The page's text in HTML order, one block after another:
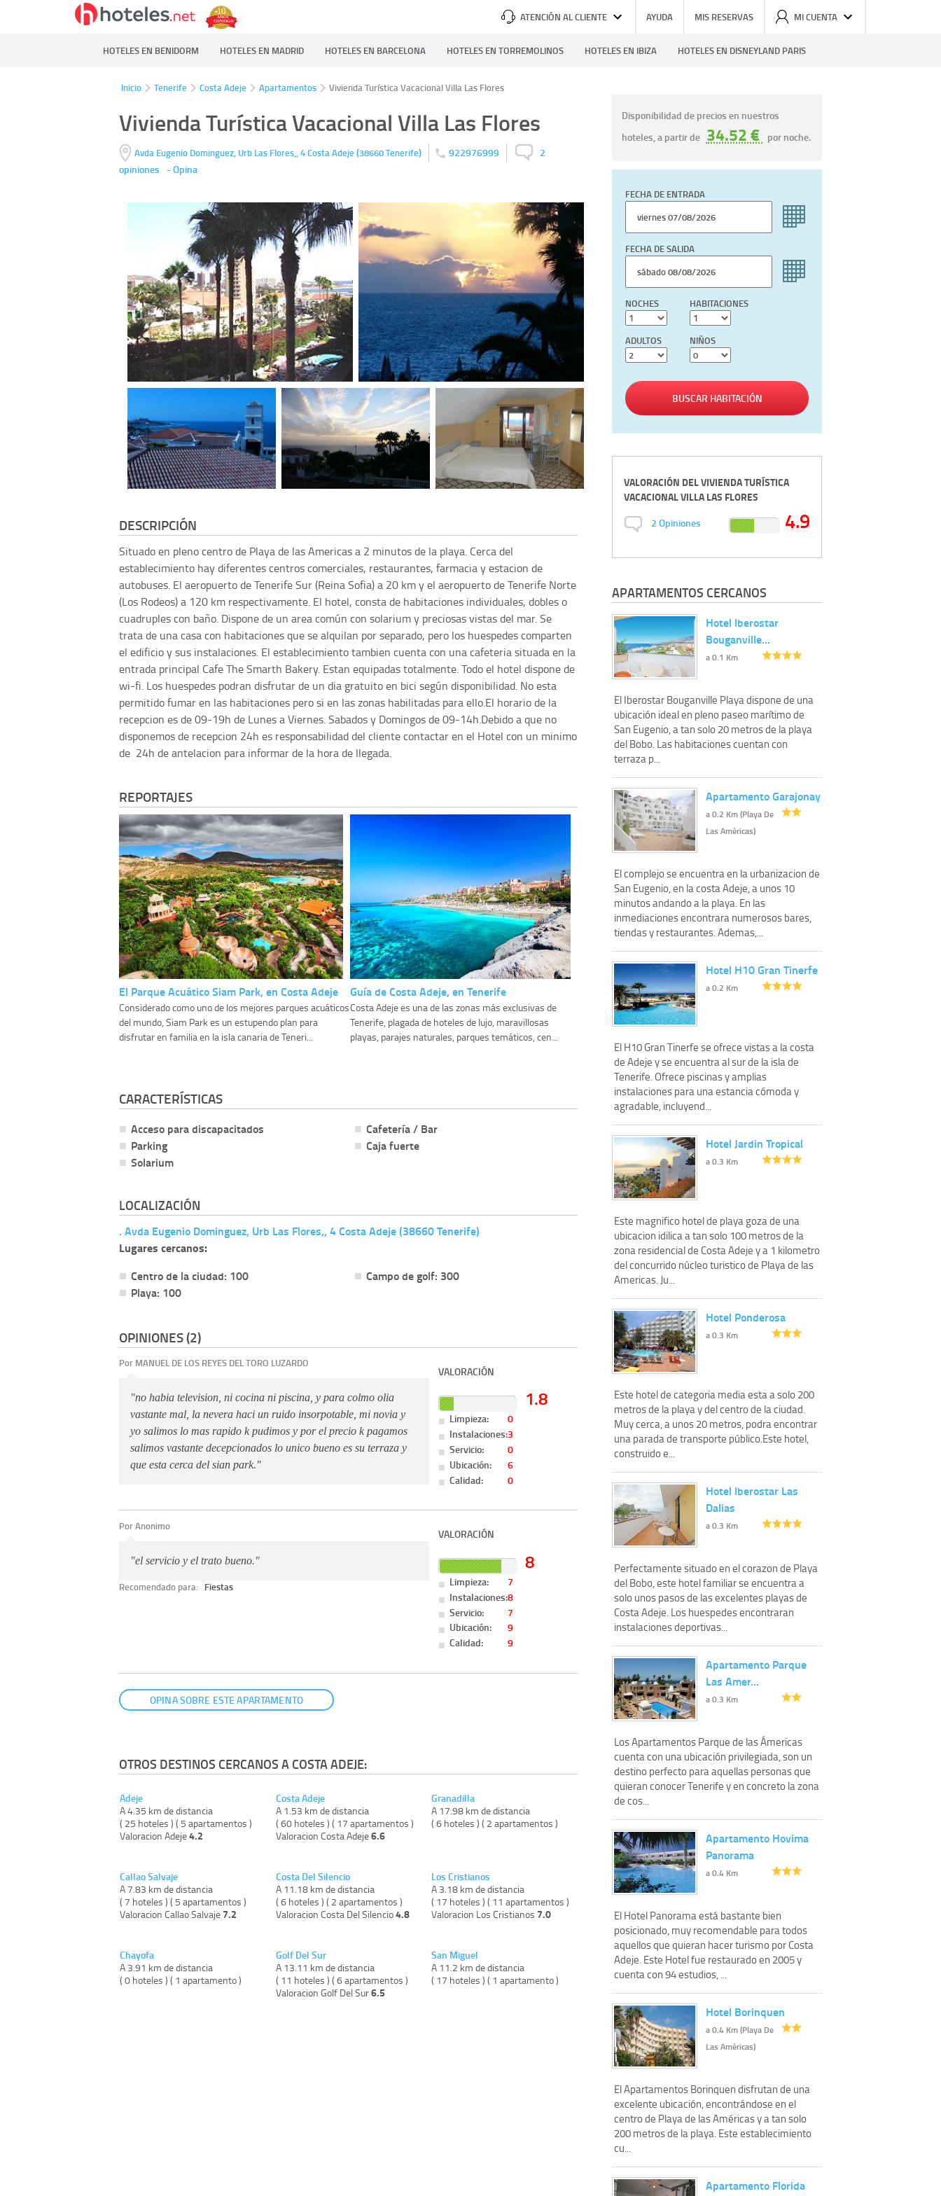
ATENCIÓN AL CLIENTE AYUDA MIS RESERVAS MI CUENTA
HOTELES EN BENIDORM HOTELES EN MADRID HOTELES EN BARCELONA HOTELES EN TORREMOLINOS HOTELES EN IBIZA HOTELES EN DISNEYLAND PARIS
Inicio Tenerife Costa Adeje Apartamentos Vivienda Turística Vacacional Villa Las Flores
Vivienda Turística Vacacional Villa Las Flores
Avda Eugenio Dominguez, Urb Las Flores,, 4Costa Adeje (38660Tenerife) 922976999
2
opiniones -Opina
DESCRIPCIÓN
Situado en pleno centro de Playa de las Americas a 2 minutos de la playa. Cerca del
establecimiento hay diferentes centros comerciales, restaurantes, farmacia y estacion de
autobuses. El aeropuerto de Tenerife Sur (Reina Sofia) a 20 km y el aeropuerto de Tenerife Norte
(Los Rodeos) a 120 km respectivamente. El hotel, consta de habitaciones individuales, dobles o
cuadruples con baño. Dispone de un area común con solarium y preciosas vistas del mar. Se
trata de una casa con habitaciones que se alquilan por separado, pero los huespedes comparten
el edificio y sus instalaciones. El establecimiento tambien cuenta con una cafeteria situada en la
entrada principal Cafe The Smarth Bakery. Estan equipadas totalmente. Todo el hotel dispone de
wi-fi. Los huespedes podran disfrutar de un dia gratuito en bici según disponibilidad. No esta
permitido fumar en las habitaciones pero si en las zonas habilitadas para ello.El horario de la
recepcion es de 09-19h de Lunes a Viernes. Sabados y Domingos de 09-14h.Debido a que no
disponemos de recepcion 24h es responsabilidad del cliente contactar en el Hotel con un minimo
de 24h de antelacion para informar de la hora de llegada.
REPORTAJES
El Parque Acuático Siam Park, en Costa Adeje
Considerado como uno de los mejores parques acuáticos
del mundo, Siam Park es un estupendo plan para
disfrutar en familia en la isla canaria de Teneri...
Guía de Costa Adeje, en Tenerife
Costa Adeje es una de las zonas más exclusivas de
Tenerife, plagada de hoteles de lujo, maravillosas
playas, parajes naturales, parques temáticos, cen...
CARACTERÍSTICAS
Acceso para discapacitados
Parking
Solarium
Cafetería / Bar
Caja fuerte
LOCALIZACIÓN
. Avda Eugenio Dominguez, Urb Las Flores,, 4 Costa Adeje (38660 Tenerife)
Lugares cercanos:
Centro de la ciudad: 100
Playa: 100
Campo de golf: 300
OPINIONES (2)
Por MANUEL DE LOS REYES DEL TORO LUZARDO
"no habia television, ni cocina ni piscina, y para colmo olia
vastante mal, la nevera haci un ruido insorpotable, mi novia y
yo salimos lo mas rapido k pudimos y por el precio k pagamos
salimos vastante decepcionados lo unico bueno es su terraza y
que esta cerca del sian park."
VALORACIÓN
1.8
Limpieza:
0
Instalaciones:3
Servicio:
0
Ubicación:
6
Calidad:
0
Por Anonimo
"el servicio y el trato bueno."
Recomendado para: Fiestas
VALORACIÓN
8
Limpieza:
7
Instalaciones:8
Servicio:
7
Ubicación:
9
Calidad:
9
OPINA SOBRE ESTE APARTAMENTO
OTROS DESTINOS CERCANOS A COSTA ADEJE:
Adeje
A 4.35 km de distancia
( 25 hoteles ) ( 5 apartamentos )
Valoracion Adeje4.2
Callao Salvaje
A 7.83 km de distancia
( 7 hoteles ) ( 5 apartamentos )
Valoracion Callao Salvaje 7.2
Chayofa
A 3.91 km de distancia
( 0 hoteles ) ( 1 apartamento )
Costa Adeje
A 1.53 km de distancia
( 60 hoteles ) ( 17 apartamentos )
Valoracion Costa Adeje6.6
Costa Del Silencio
A 11.18 km de distancia
( 6 hoteles ) ( 2 apartamentos )
Valoracion Costa Del Silencio4.8
Golf Del Sur
A 13.11 km de distancia
( 11 hoteles ) ( 6 apartamentos )
Valoracion Golf Del Sur6.5
Granadilla
A 17.98 km de distancia
( 6 hoteles ) ( 2 apartamentos )
Los Cristianos
A 3.18 km de distancia
( 17 hoteles ) ( 11 apartamentos )
Valoracion Los Cristianos 7.0
San Miguel
A 11.2 km de distancia
( 17 hoteles ) ( 1 apartamento )
Disponibilidad de precios en nuestros
hoteles, a partir de 34.52 € por noche.
FECHA DE ENTRADA
FECHA DE SALIDA
NOCHES HABITACIONES
ADULTOS NIÑOS
BUSCAR HABITACIÓN
VALORACIÓN DELVIVIENDA TURÍSTICA
VACACIONAL VILLA LAS FLORES
2Opiniones 4.9
APARTAMENTOS CERCANOS
Hotel Iberostar
Bouganville…
a 0.1 Km
El Iberostar Bouganville Playa dispone de una
ubicación ideal en pleno paseo marítimo de
San Eugenio, a tan solo 20 metros de la playa
del Bobo. Las habitaciones cuentan con
terraza p...
Apartamento Garajonay
a 0.2 Km (Playa De
Las Américas)
El complejo se encuentra en la urbanizacion de
San Eugenio, en la costa Adeje, a unos 10
minutos andando a la playa. En las
inmediaciones encontrara numerosos bares,
tiendas y restaurantes. Ademas,...
Hotel H10 Gran Tinerfe
a 0.2 Km
El H10 Gran Tinerfe se ofrece vistas a la costa
de Adeje y se encuentra al sur de la isla de
Tenerife. Ofrece piscinas y amplias
instalaciones para una estancia cómoda y
agradable, incluyend...
Hotel Jardin Tropical
a 0.3 Km
Este magnifico hotel de playa goza de una
ubicacion idilica a tan solo 100 metros de la
zona residencial de Costa Adeje y a 1 kilometro
del concurrido núcleo turistico de Playa de las
Americas. Ju...
Hotel Ponderosa
a 0.3 Km
Este hotel de categoria media esta a solo 200
metros de la playa y del centro de la ciudad.
Muy cerca, a unos 20 metros, podra encontrar
una parada de transporte público.Este hotel,
construido e...
Hotel Iberostar Las
Dalias
a 0.3 Km
Perfectamente situado en el corazon de Playa
del Bobo, este hotel familiar se encuentra a
solo unos pasos de las excelentes playas de
Costa Adeje. Los huespedes encontraran
instalaciones deportivas...
Apartamento Parque
Las Amer…
a 0.3 Km
Los Apartamentos Parque de las Ámericas
cuenta con una ubicación privilegiada, son un
destino perfecto para aquellas personas que
quieran conocer Tenerife y en concreto la zona
de cos...
Apartamento Hovima
Panorama
a 0.4 Km
El Hotel Panorama está bastante bien
posicionado, muy recomendable para todos
aquellos que quieran hacer turismo por Costa
Adeje. Este Hotel fue restaurado en 2005 y
cuenta con 94 estudios, ...
Hotel Borinquen
a 0.4 Km (Playa De
Las Américas)
El Apartamentos Borinquen disfrutan de una
excelente ubicación, encontrándose en el
centro de Playa de las Américas y a tan solo
200 metros de la playa. Este establecimiento
cu...
Apartamento Florida